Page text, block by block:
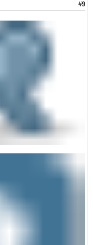
#9